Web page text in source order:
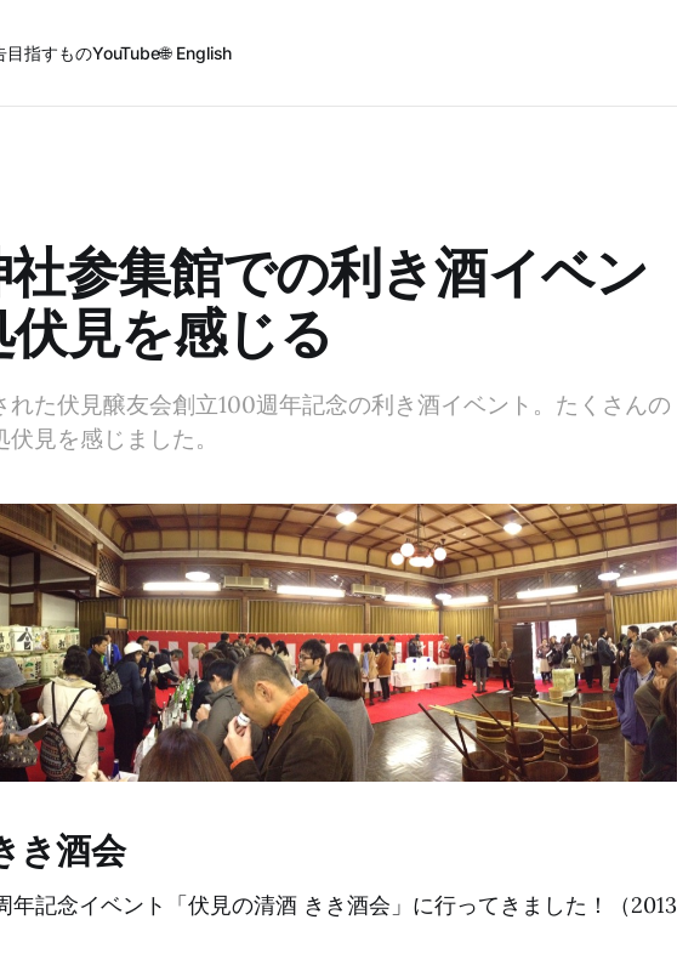
目指すものYouTube🌐 English
参集館での利き酒イベン
伏見を感じる
れた伏見醸友会創立100週年記念の利き酒イベント。たくさんの
見を感じました。
き酒会
年記念イベント「伏見の清酒 きき酒会」に行ってきました！（2013